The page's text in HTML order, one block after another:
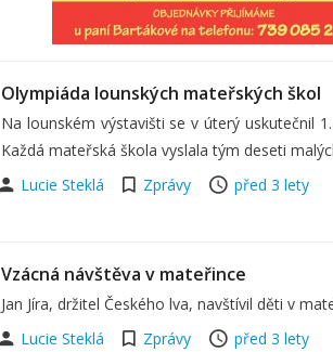
Olympiáda lounských mateřských škol
Na lounském výstavišti se v úterý uskutečnil
Každá mateřská škola vyslala tým deseti
Lucie Steklá
Zprávy před 3 lety
Vzácná návštěva v mateřince
Jan Jíra, držitel Českého lva, navštívil děti v
Lucie Steklá
Zprávy před 3 lety